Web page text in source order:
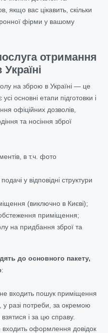
якщо вас цікавить, скільки
фірми у вашому
отримання
на зброю в Україні — це
основні етапи підготовки і
офіційних дозволів,
та носіння зброї
в т.ч. фото
у відповідні структури
(виключно в Києві);
приміщення;
на придбання зброї та
до основного пакету,
:
входить пошук приміщення
у разі потреби, за окремою
і за цю справу.
входить оформлення довідок